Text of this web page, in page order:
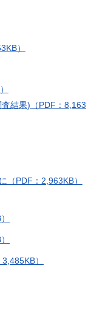
）
結果)（PDF：8,163
（PDF：2,963KB）
）